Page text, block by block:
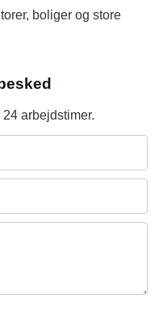
boliger og store
arbejdstimer.